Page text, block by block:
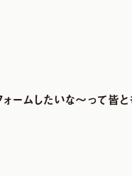
ームしたいな～って皆